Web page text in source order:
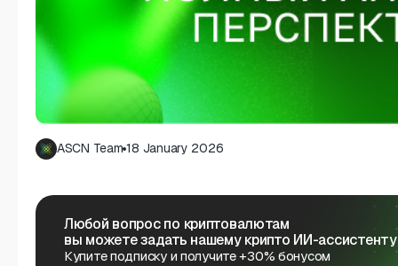
ASCN Team 18 January 2026
Любой вопрос по криптовалютам
вы можете задать нашему крипто ИИ-
Купите подписку и получите +30% бонусом